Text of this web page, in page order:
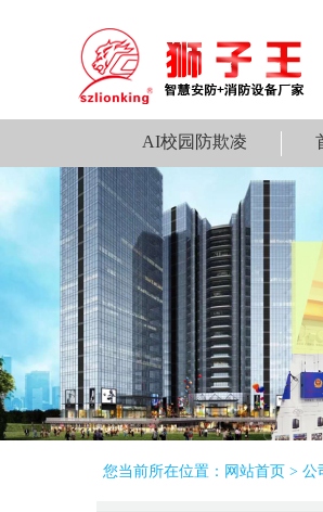
AI校园防欺凌
您当前所在位置： 网站首页 > 公